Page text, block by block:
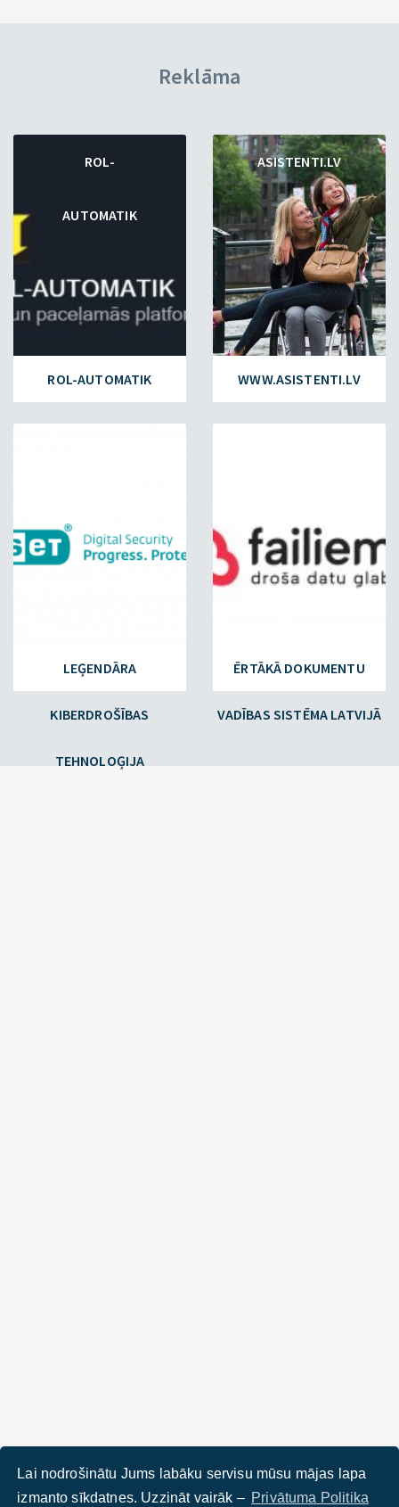
Lai nodrošinātu Jums labāku servisu mūsu mājas lapa
izmanto sīkdatnes. Uzzināt vairāk – Privātuma Politika
Reklāma
ROL-
AUTOMATIK
ROL-AUTOMATIK
ASISTENTI.LV
WWW.ASISTENTI.LV
LEĢENDĀRA
KIBERDROŠĪBAS
TEHNOLOĢIJA
ĒRTĀKĀ DOKUMENTU
VADĪBAS SISTĒMA LATVIJĀ